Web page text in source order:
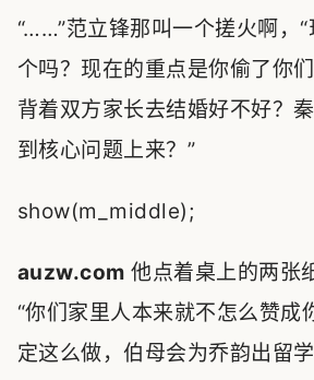
“……”范立锋那叫一个搓火啊，
个吗？现在的重点是你偷了你
背着双方家长去结婚好不好？
到核心问题上来？”
show(m_middle);
auzw.com 他点着桌上的两张
“你们家里人本来就不怎么赞成
定这么做，伯母会为乔韵出留